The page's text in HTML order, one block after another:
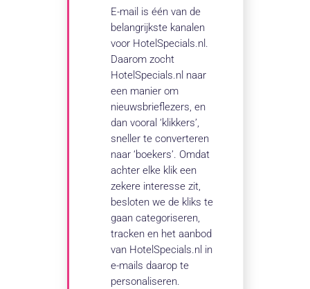
E-mail is één van de
belangrijkste kanalen
voor HotelSpecials.nl.
Daarom zocht
HotelSpecials.nl naar
een manier om
nieuwsbrieflezers, en
dan vooral ‘klikkers’,
sneller te converteren
naar ‘boekers’. Omdat
achter elke klik een
zekere interesse zit,
besloten we de kliks te
gaan categoriseren,
tracken en het aanbod
van HotelSpecials.nl in
e-mails daarop te
personaliseren.